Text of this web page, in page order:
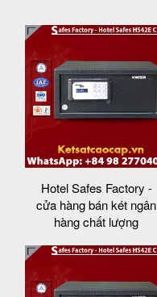
Hotel Safes Factory -
cửa hàng bán két ngân
hàng chất lượng